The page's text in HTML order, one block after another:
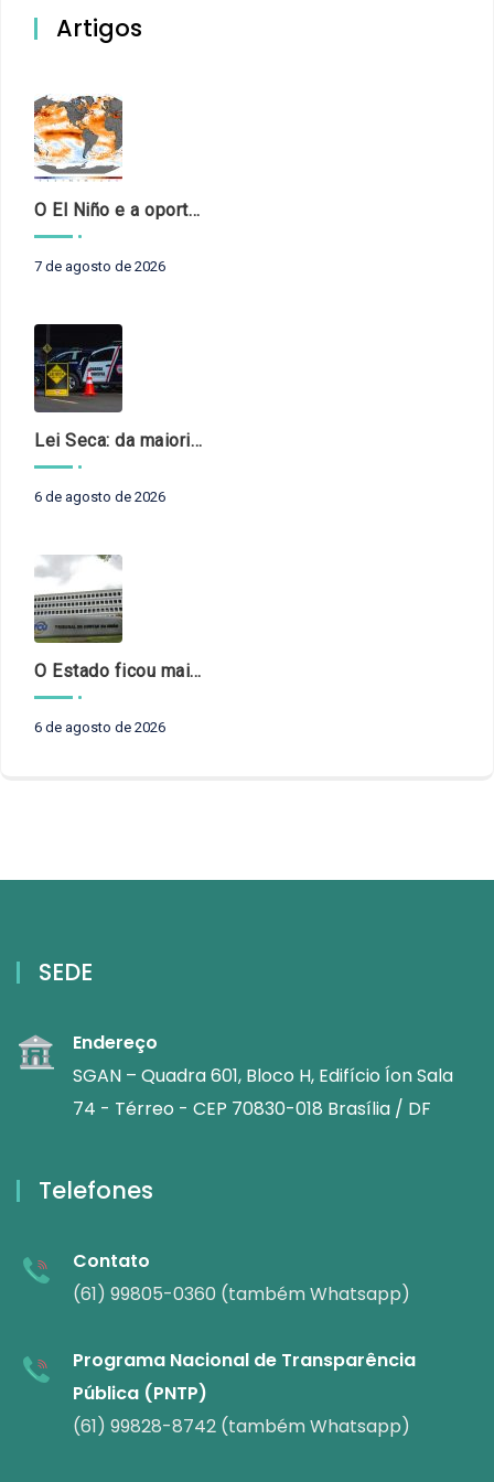
Artigos
O El Niño e a oportunidade de fortalecer o controle externo das políticas climáticas
7 de agosto de 2026
Lei Seca: da maioridade à maturidade
6 de agosto de 2026
O Estado ficou mais complexo. O controle precisa acompanhar
6 de agosto de 2026
SEDE
Endereço
SGAN – Quadra 601, Bloco H, Edifício Íon Sala
74 - Térreo - CEP 70830-018 Brasília / DF
Telefones
Contato
(61) 99805-0360 (também Whatsapp)
Programa Nacional de Transparência
Pública (PNTP)
(61) 99828-8742 (também Whatsapp)